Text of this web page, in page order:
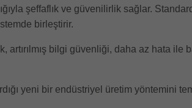
şeffaflık ve güvenilirlik sağlar.
birleştirir.
artırılmış bilgi güvenliği, daha az hata
yeni bir endüstriyel üretim yöntemini